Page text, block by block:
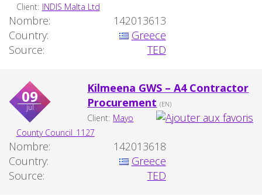
Client: INDIS Malta Ltd
Nombre:
142013613
Country:
Greece
Source:
TED
09
jul
Kilmeena GWS – A4 Contractor
Procurement (EN)
Client: Mayo
County Council_1127
Nombre:
142013618
Country:
Greece
Source:
TED